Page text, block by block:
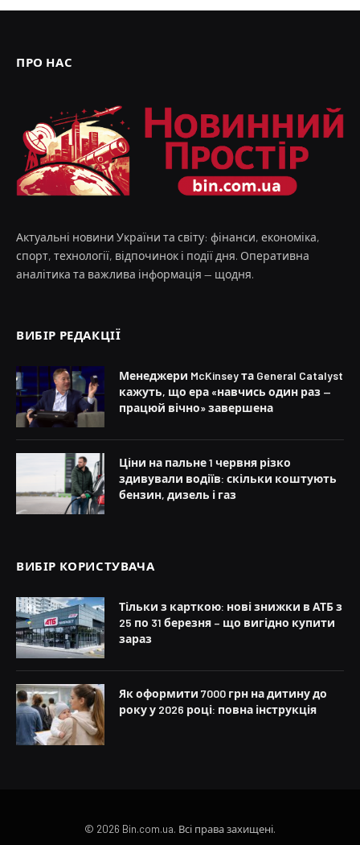
ПРО НАС
Актуальні новини України та світу: фінанси, економіка,
спорт, технології, відпочинок і події дня. Оперативна
аналітика та важлива інформація — щодня.
ВИБІР РЕДАКЦІЇ
Менеджери McKinsey та General Catalyst
кажуть, що ера «навчись один раз —
працюй вічно» завершена
Ціни на пальне 1 червня різко
здивували водіїв: скільки коштують
бензин, дизель і газ
ВИБІР КОРИСТУВАЧА
Тільки з карткою: нові знижки в АТБ з
25 по 31 березня – що вигідно купити
зараз
Як оформити 7000 грн на дитину до
року у 2026 році: повна інструкція
© 2026 Bin.com.ua. Всі права захищені.